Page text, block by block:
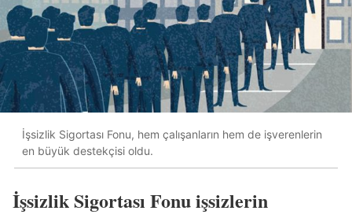
İşsizlik Sigortası Fonu, hem çalışanların hem de işverenlerin
en büyük destekçisi oldu.
İşsizlik Sigortası Fonu işsizlerin